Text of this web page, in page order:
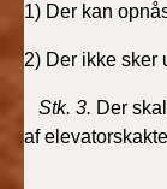
BR18 (1/1
2022)
BR18 (29/
1) Der kan
2) Der ikke sker
Stk. 3. Der
af